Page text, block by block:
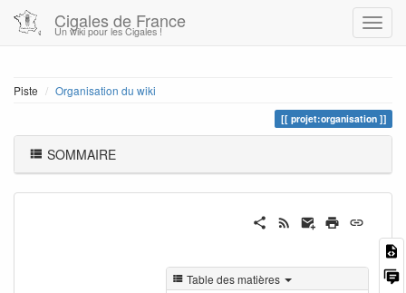
Cigales de France
Un wiki pour les Cigales !
Piste Organisation du wiki
projet:organisation
SOMMAIRE
Table des matières